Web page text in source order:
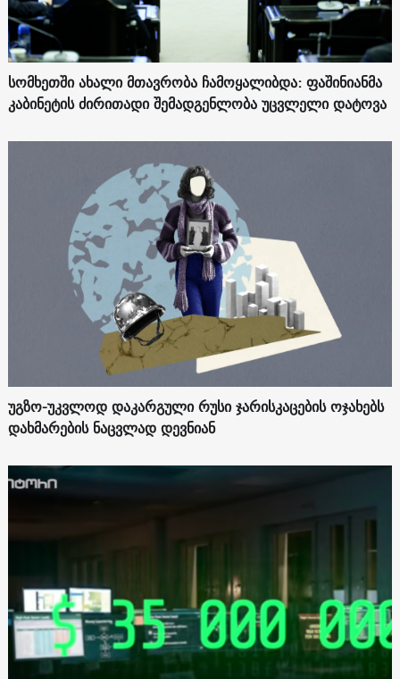
სომხეთში ახალი მთავრობა ჩამოყალიბდა: ფაშინიანმა
კაბინეტის ძირითადი შემადგენლობა უცვლელი დატოვა
უგზო-უკვლოდ დაკარგული რუსი ჯარისკაცების ოჯახებს
დახმარების ნაცვლად დევნიან